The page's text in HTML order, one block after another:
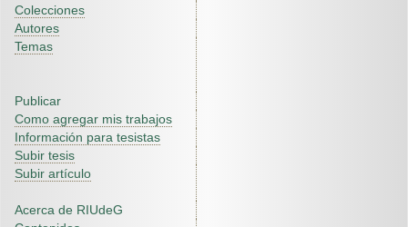
Colecciones
Autores
Temas
Publicar
Como agregar mis trabajos
Información para tesistas
Subir tesis
Subir artículo
Acerca de RIUdeG